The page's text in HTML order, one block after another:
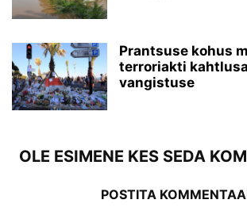
Prantsuse kohus
terroriakti
vangistuse
OLE ESIMENE KES SEDA
POSTITA